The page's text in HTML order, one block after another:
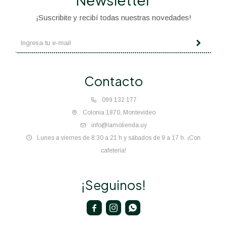
Contacto
099 132 177
Colonia 1870, Montevideo
info@lamolienda.uy
Lunes a viernes de 8:30 a 21 h y sábados de 9 a 17 h. ¡Con
cafetería!
¡Suscribite y recibí todas nuestras novedades!
¡Seguinos!
  